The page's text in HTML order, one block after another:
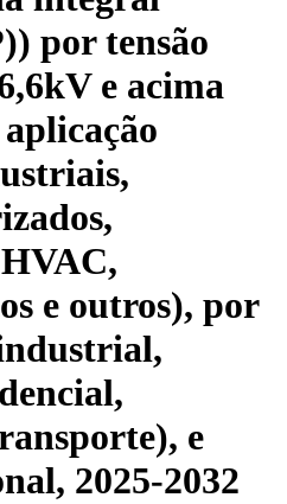
por tensão
e acima
e outros), por
e
2025-2032